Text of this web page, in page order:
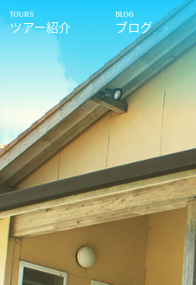
ツアー紹介 ブログ